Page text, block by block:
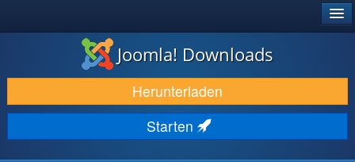
DOWNLOAD & ERWEITERN
ENTDECKEN & LERNEN
COMMUNITY & SUPPORT
Joomla! Downloads
Herunterladen
Starten